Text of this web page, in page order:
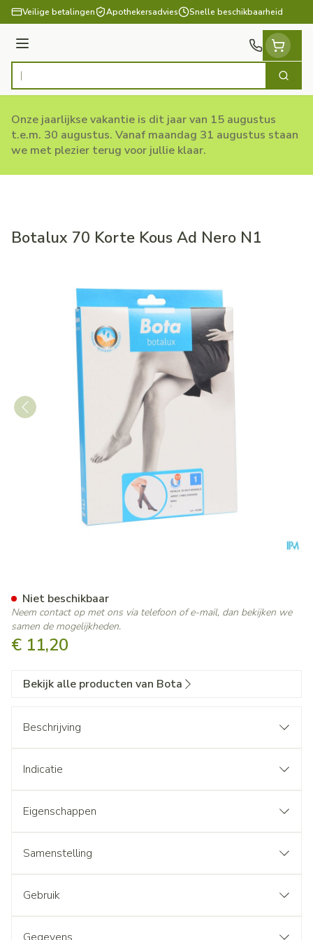
Ga naar de inhoud
Veilige betalingen Apothekersadvies Snelle beschikbaarheid
Menu
Product, merk, categorie... Zoek
Onze jaarlijkse vakantie is dit jaar van 15 augustus
t.e.m. 30 augustus. Vanaf maandag 31 augustus staan
we met plezier terug voor jullie klaar.
Botalux 70 Korte Kous Ad Nero N1
€ 11,20
Niet beschikbaar
Neem contact op met ons via telefoon of e-mail, dan bekijken we
samen de mogelijkheden.
Bekijk alle producten van Bota
Beschrijving
Indicatie
Eigenschappen
Samenstelling
Gebruik